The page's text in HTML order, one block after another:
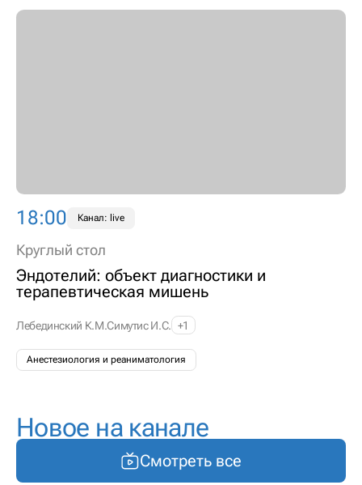
18:00 Канал: live
Круглый стол
Эндотелий: объект диагностики и
терапевтическая мишень
Лебединский К.М.Симутис И.С. +1
Анестезиология и реаниматология
Новое на канале
Смотреть все